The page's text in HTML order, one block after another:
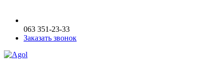
063 351-23-33
Заказать звонок